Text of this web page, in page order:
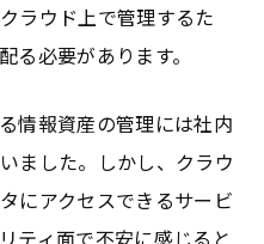
ラウド上で管理するた
る必要があります。
情報資産の管理には社内
ました。しかし、クラウ
にアクセスできるサービ
ティ面で不安に感じると